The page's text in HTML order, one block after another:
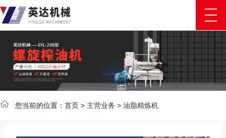
您当前的位置： 首页 > 主营业务 > 油脂精炼机